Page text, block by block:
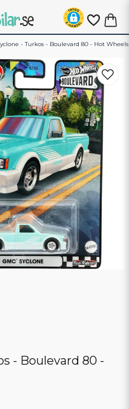
- Turkos - Boulevard 80 - Hot Wheels
- Boulevard 80 -